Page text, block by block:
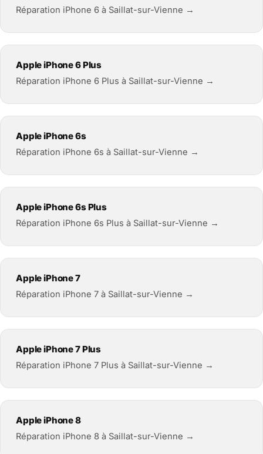
Réparation iPhone 6 à Saillat-sur-Vienne →
Apple iPhone 6 Plus
Réparation iPhone 6 Plus à Saillat-sur-Vienne →
Apple iPhone 6s
Réparation iPhone 6s à Saillat-sur-Vienne →
Apple iPhone 6s Plus
Réparation iPhone 6s Plus à Saillat-sur-Vienne →
Apple iPhone 7
Réparation iPhone 7 à Saillat-sur-Vienne →
Apple iPhone 7 Plus
Réparation iPhone 7 Plus à Saillat-sur-Vienne →
Apple iPhone 8
Réparation iPhone 8 à Saillat-sur-Vienne →